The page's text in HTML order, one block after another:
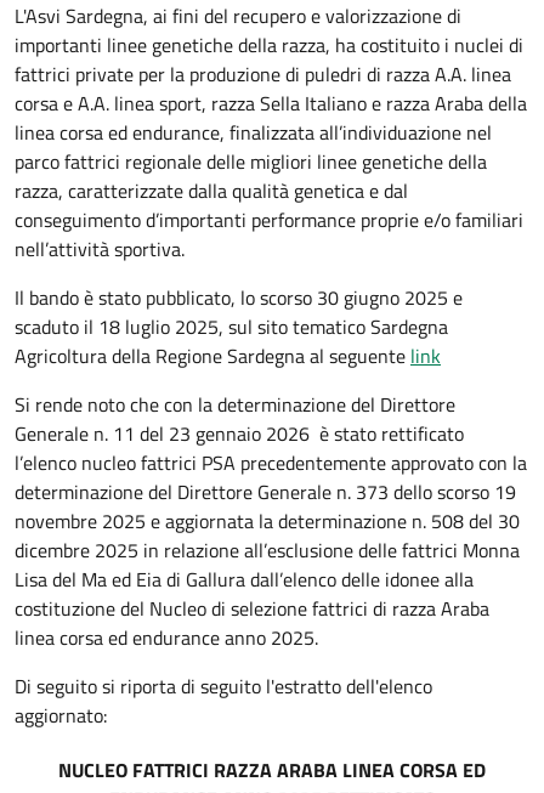
L'Asvi Sardegna, ai fini del recupero e valorizzazione di
importanti linee genetiche della razza, ha costituito i nuclei di
fattrici private per la produzione di puledri di razza A.A. linea
corsa e A.A. linea sport, razza Sella Italiano e razza Araba della
linea corsa ed endurance, finalizzata all’individuazione nel
parco fattrici regionale delle migliori linee genetiche della
razza, caratterizzate dalla qualità genetica e dal
conseguimento d’importanti performance proprie e/o familiari
nell’attività sportiva.
Il bando è stato pubblicato, lo scorso 30 giugno 2025 e
scaduto il 18 luglio 2025, sul sito tematico Sardegna
Agricoltura della Regione Sardegna al seguente link
Si rende noto che con la determinazione del Direttore
Generale n. 11 del 23 gennaio 2026 è stato rettificato
l’elenco nucleo fattrici PSA precedentemente approvato con la
determinazione del Direttore Generale n. 373 dello scorso 19
novembre 2025 e aggiornata la determinazione n. 508 del 30
dicembre 2025 in relazione all’esclusione delle fattrici Monna
Lisa del Ma ed Eia di Gallura dall’elenco delle idonee alla
costituzione del Nucleo di selezione fattrici di razza Araba
linea corsa ed endurance anno 2025.
Di seguito si riporta di seguito l'estratto dell'elenco
aggiornato:
NUCLEO FATTRICI RAZZA ARABA LINEA CORSA ED